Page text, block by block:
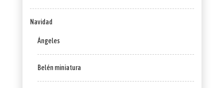
Navidad
Ángeles
Belén miniatura